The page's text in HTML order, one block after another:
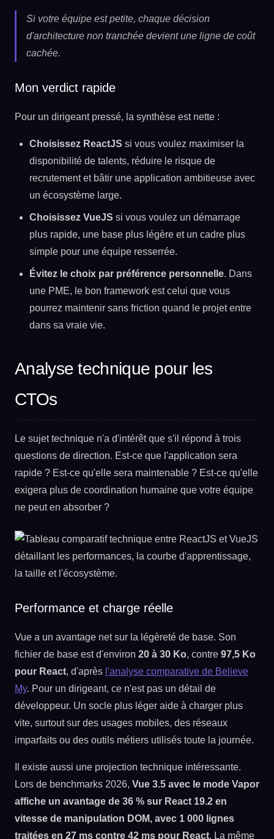
Si votre équipe est petite, chaque décision
d'architecture non tranchée devient une ligne de coût
cachée.
Mon verdict rapide
Pour un dirigeant pressé, la synthèse est nette :
Choisissez ReactJS si vous voulez maximiser la
disponibilité de talents, réduire le risque de
recrutement et bâtir une application ambitieuse avec
un écosystème large.
Choisissez VueJS si vous voulez un démarrage
plus rapide, une base plus légère et un cadre plus
simple pour une équipe resserrée.
Évitez le choix par préférence personnelle. Dans
une PME, le bon framework est celui que vous
pourrez maintenir sans friction quand le projet entre
dans sa vraie vie.
Analyse technique pour les
CTOs
Le sujet technique n'a d'intérêt que s'il répond à trois
questions de direction. Est-ce que l'application sera
rapide ? Est-ce qu'elle sera maintenable ? Est-ce qu'elle
exigera plus de coordination humaine que votre équipe
ne peut en absorber ?
Performance et charge réelle
Vue a un avantage net sur la légèreté de base. Son
fichier de base est d'environ 20 à 30 Ko, contre 97,5 Ko
pour React, d'après l'analyse comparative de Believe
My. Pour un dirigeant, ce n'est pas un détail de
développeur. Un socle plus léger aide à charger plus
vite, surtout sur des usages mobiles, des réseaux
imparfaits ou des outils métiers utilisés toute la journée.
Il existe aussi une projection technique intéressante.
Lors de benchmarks 2026, Vue 3.5 avec le mode Vapor
affiche un avantage de 36 % sur React 19.2 en
vitesse de manipulation DOM, avec 1 000 lignes
traitées en 27 ms contre 42 ms pour React. La même